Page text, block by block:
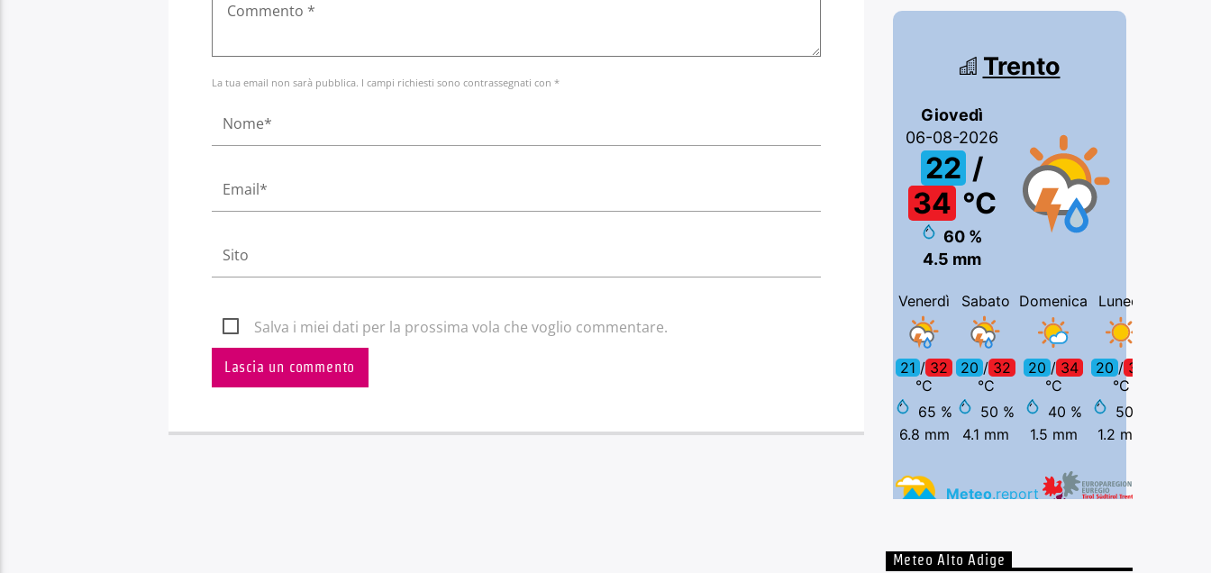
La tua email non sarà pubblica. I campi richiesti sono contrassegnati con *
Salva i miei dati per la prossima vola che voglio commentare.
Meteo Alto Adige